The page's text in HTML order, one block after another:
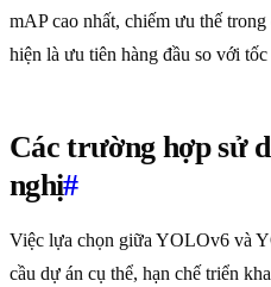
mAP cao nhất, chiếm ưu thế
hiện là ưu tiên hàng đầu so với
Các trường hợp sử
nghị#
Việc lựa chọn giữa YOLOv6 và
cầu dự án cụ thể, hạn chế triển